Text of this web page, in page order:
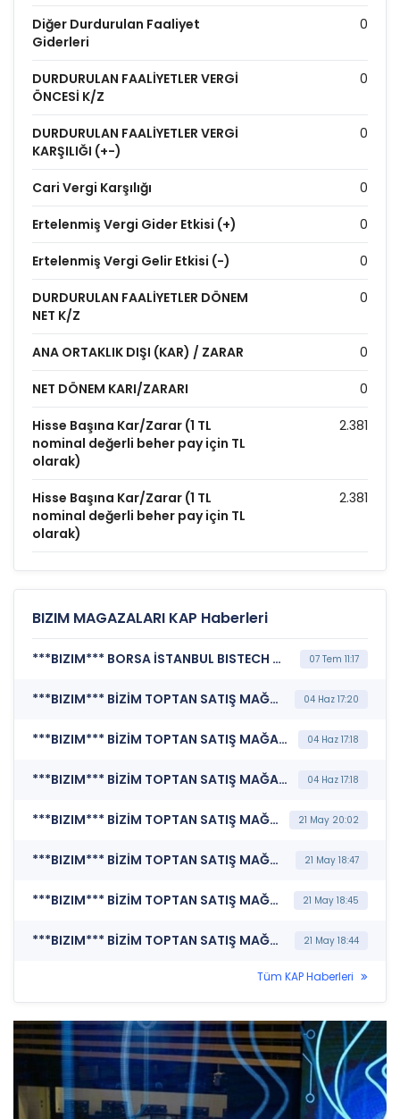
Diğer Durdurulan Faaliyet
Giderleri
0
DURDURULAN FAALİYETLER VERGİ
ÖNCESİ K/Z
0
DURDURULAN FAALİYETLER VERGİ
KARŞILIĞI (+-)
0
Cari Vergi Karşılığı 0
Ertelenmiş Vergi Gider Etkisi (+) 0
Ertelenmiş Vergi Gelir Etkisi (-) 0
DURDURULAN FAALİYETLER DÖNEM
NET K/Z
0
ANA ORTAKLIK DIŞI (KAR) / ZARAR 0
NET DÖNEM KARI/ZARARI 0
Hisse Başına Kar/Zarar (1 TL
nominal değerli beher pay için TL
olarak)
2.381
Hisse Başına Kar/Zarar (1 TL
nominal değerli beher pay için TL
olarak)
2.381
BIZIM MAGAZALARI KAP Haberleri
***BIZIM*** BORSA İSTANBUL BISTECH DEVRE KESİCİ UYGULAMASI (Pay Bazında Devre Kesici Bildirimi) 07 Tem 11:17
***BIZIM*** BİZİM TOPTAN SATIŞ MAĞAZALARI A.Ş. (Kar Payı Dağıtım İşlemlerine İlişkin Bildirim) 04 Haz 17:20
***BIZIM*** BİZİM TOPTAN SATIŞ MAĞAZALARI A.Ş. (Bağımsız Denetim Kuruluşunun Belirlenmesi) 04 Haz 17:18
***BIZIM*** BİZİM TOPTAN SATIŞ MAĞAZALARI A.Ş. (Genel Kurul İşlemlerine İlişkin Bildirim) 04 Haz 17:18
***BIZIM*** BİZİM TOPTAN SATIŞ MAĞAZALARI A.Ş. (Şirket Genel Bilgi Formu) 21 May 20:02
***BIZIM*** BİZİM TOPTAN SATIŞ MAĞAZALARI A.Ş. (Yönetim Kurulu Komiteleri) 21 May 18:47
***BIZIM*** BİZİM TOPTAN SATIŞ MAĞAZALARI A.Ş. (Özel Durum Açıklaması (Genel)) 21 May 18:45
***BIZIM*** BİZİM TOPTAN SATIŞ MAĞAZALARI A.Ş. (Bağımsız Denetim Kuruluşunun Belirlenmesi) 21 May 18:44
Tüm KAP Haberleri